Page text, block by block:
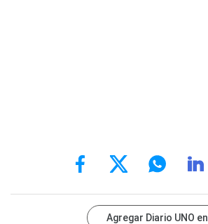
Agregar Diario UNO en